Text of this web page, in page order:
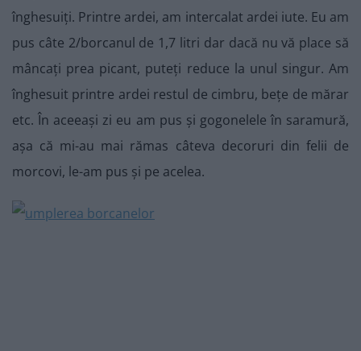
înghesuiți. Printre ardei, am intercalat ardei iute. Eu am
pus câte 2/borcanul de 1,7 litri dar dacă nu vă place să
mâncați prea picant, puteți reduce la unul singur. Am
înghesuit printre ardei restul de cimbru, bețe de mărar
etc. În aceeași zi eu am pus și gogonelele în saramură,
așa că mi-au mai rămas câteva decoruri din felii de
morcovi, le-am pus și pe acelea.